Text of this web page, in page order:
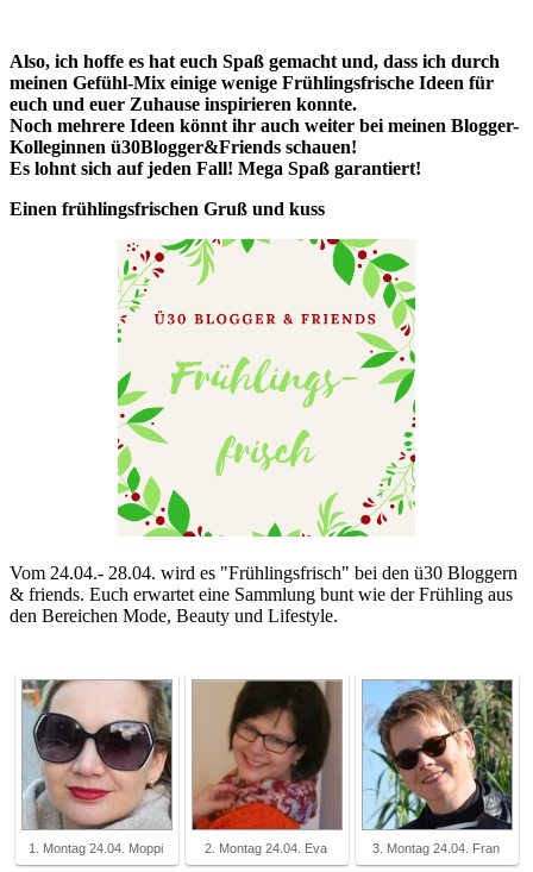
Also, ich hoffe es hat euch Spaß gemacht und, dass ich durch
meinen Gefühl-Mix einige wenige Frühlingsfrische Ideen für
euch und euer Zuhause inspirieren konnte.
Noch mehrere Ideen könnt ihr auch weiter bei meinen Blogger-
Kolleginnen ü30Blogger&Friends schauen!
Es lohnt sich auf jeden Fall! Mega Spaß garantiert!
Einen frühlingsfrischen Gruß und kuss
Vom 24.04.- 28.04. wird es "Frühlingsfrisch" bei den ü30 Bloggern
& friends. Euch erwartet eine Sammlung bunt wie der Frühling aus
den Bereichen Mode, Beauty und Lifestyle.
1. Montag 24.04. Moppi 2. Montag 24.04. Eva 3. Montag 24.04. Fran